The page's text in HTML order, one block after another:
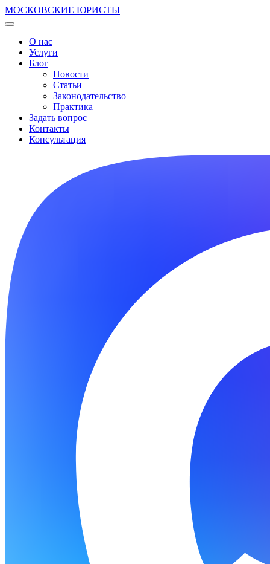
МОСКОВСКИЕ ЮРИСТЫ
О нас
Услуги
Блог
Новости
Статьи
Законодательство
Практика
Задать вопрос
Контакты
Консультация